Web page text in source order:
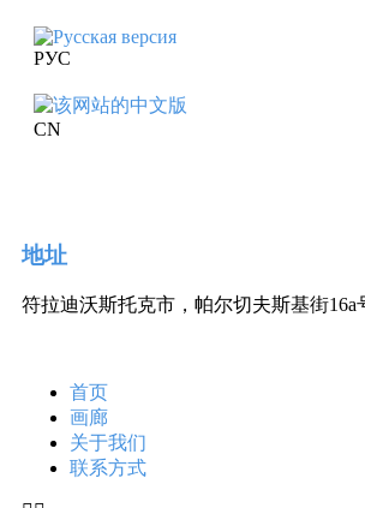
РУС
CN
地址
符拉迪沃斯托克市，帕尔切夫斯基街16a
首页
画廊
关于我们
联系方式